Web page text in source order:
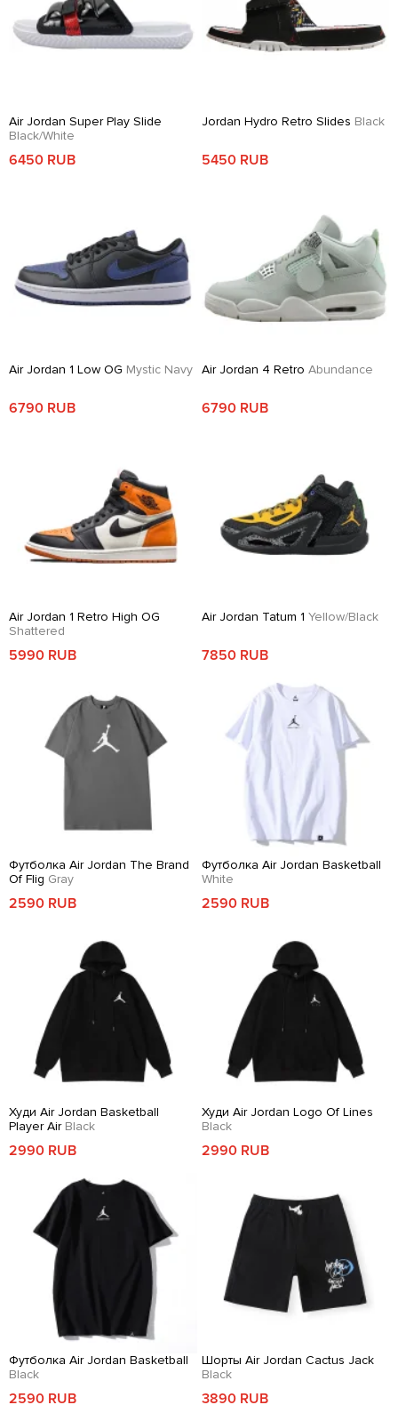
Air Jordan Super Play Slide
Black/White
6450 RUB
Jordan Hydro Retro Slides Black
5450 RUB
Air Jordan 1 Low OG Mystic Navy
6790 RUB
Air Jordan 4 Retro Abundance
6790 RUB
Air Jordan 1 Retro High OG
Shattered
5990 RUB
Air Jordan Tatum 1 Yellow/Black
7850 RUB
Футболка Air Jordan The Brand
Of Flig Gray
2590 RUB
Футболка Air Jordan Basketball
White
2590 RUB
Худи Air Jordan Basketball
Player Air Black
2990 RUB
Худи Air Jordan Logo Of Lines
Black
2990 RUB
Футболка Air Jordan Basketball
Black
2590 RUB
Шорты Air Jordan Cactus Jack
Black
3890 RUB